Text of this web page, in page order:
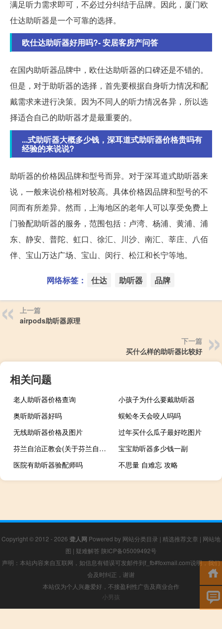
满足听力需求即可，不必过分纠结于品牌。因此，厦门欧
仕达助听器是一个可靠的选择。
欧仕达助听器好用吗?- 安居客房产问答
在国内助听器品牌中，欧仕达助听器的口碑还是不错的。
但是，对于助听器的选择，首先要根据自身听力情况和配
戴需求来进行决策。因为不同人的听力情况各异，所以选
择适合自己的助听器才是最重要的。
...式助听器大概多少钱，深耳道式助听器价格贵吗有
经验的来说说?
助听器的价格因品牌和型号而异。对于深耳道式助听器来
说，一般来说价格相对较高。具体价格因品牌和型号的不
同而有所差异。然而，上海地区的老年人可以享受免费上
门验配助听器的服务，范围包括：卢湾、杨浦、黄浦、浦
东、静安、普陀、虹口、徐汇、川沙、南汇、莘庄、八佰
伴、宝山万达广场、宝山、闵行、松江和长宁等地。
网络标签： 仕达 助听器 品牌
上一篇
airpods助听器原理
下一篇
买什么样的助听器比较好
相关问题
老人助听器价格查询
小孩子为什么要戴助听器
奥听助听器好吗
蜈蚣冬天会咬人吗吗
无线助听器价格及图片
过年买什么瓜子最好吃图片
芬兰自治正教会(关于芬兰自治正教会简述)
宝宝助听器多少钱一副
医院有助听器验配师吗
不思量 自难忘 攻略
Copyright © 2012 - 2026 聋人网 Powered by 网站分类目录 | 精选推荐文章 | 网站地
图 | 疑难解答 陕ICP备05009492号
声明：本站内容来自互联网，如信息有错误可发邮件到f_fb#foxmail.com说明，我们
会及时纠正，谢谢
本站仅为个人兴趣爱好，不接盈利性广告及商业合作
小男孩